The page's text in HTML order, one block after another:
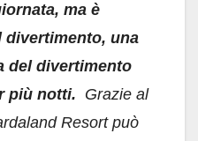
ma è
divertimento, una
del divertimento
più notti. Grazie al
Resort può